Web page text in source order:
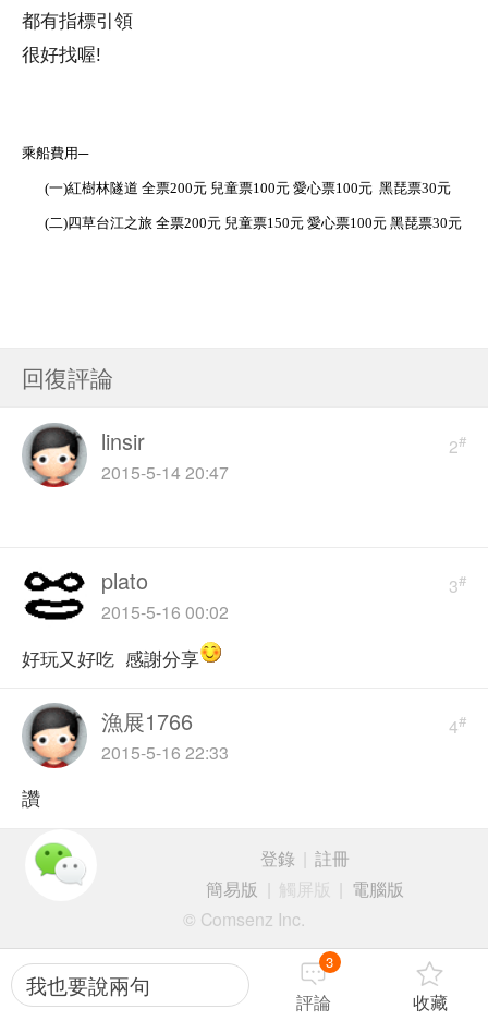
都有指標引領
很好找喔!
乘船費用─
(一)紅樹林隧道 全票200元 兒童票100元 愛心票100元 黑琵票30元
(二)四草台江之旅 全票200元 兒童票150元 愛心票100元 黑琵票30元
回復評論
2#
linsir
2015-5-14 20:47
3#
plato
2015-5-16 00:02
好玩又好吃 感謝分享
4#
漁展1766
2015-5-16 22:33
讚
我也要說兩句
3
評論 收藏
登錄
註冊
簡易版
觸屏版
電腦版
© Comsenz Inc.